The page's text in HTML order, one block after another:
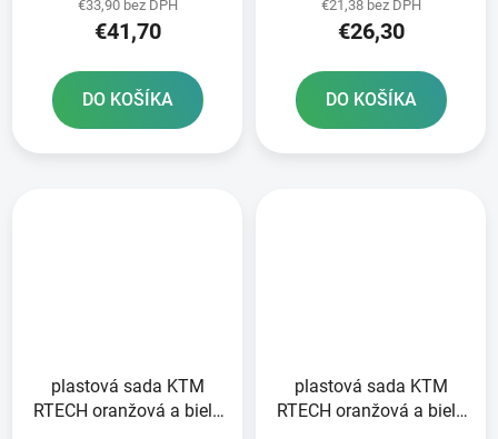
€33,90 bez DPH
€41,70
DO KOŠÍKA
€21,38 bez DPH
€26,30
DO KOŠÍKA
plastová sada KTM
RTECH oranžová a biela
plastová sada KTM
RTECH oranžová a biela